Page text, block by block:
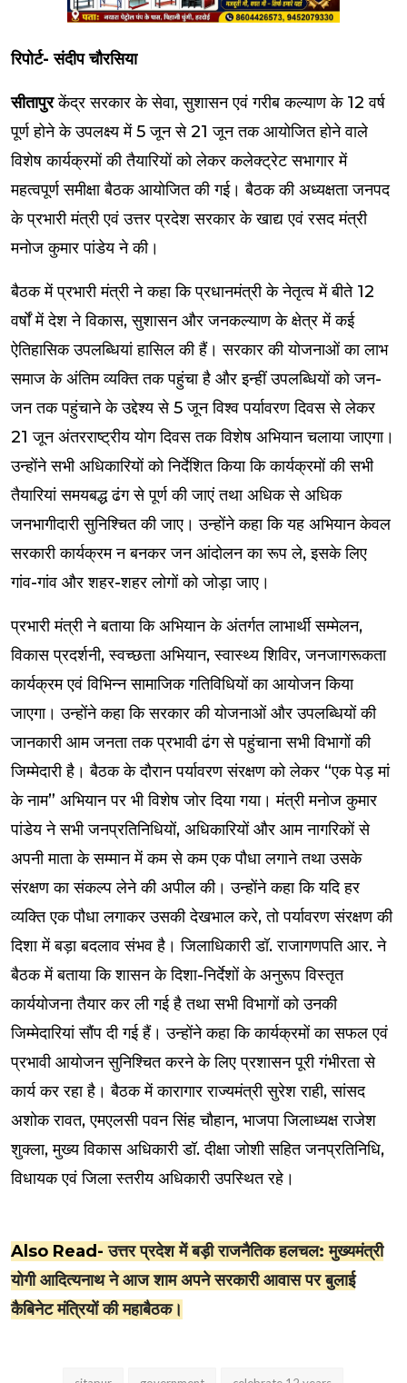
रिपोर्ट- संदीप चौरसिया
सीतापुरकेंद्र सरकार के सेवा, सुशासन एवं गरीब कल्याण के 12 वर्ष
पूर्ण होने के उपलक्ष्य में 5 जून से 21 जून तक आयोजित होने वाले
विशेष कार्यक्रमों की तैयारियों को लेकर कलेक्ट्रेट सभागार में
महत्वपूर्ण समीक्षा बैठक आयोजित की गई। बैठक की अध्यक्षता जनपद
के प्रभारी मंत्री एवं उत्तर प्रदेश सरकार के खाद्य एवं रसद मंत्री
मनोज कुमार पांडेय ने की।
बैठक में प्रभारी मंत्री ने कहा कि प्रधानमंत्री के नेतृत्व में बीते 12
वर्षों में देश ने विकास, सुशासन और जनकल्याण के क्षेत्र में कई
ऐतिहासिक उपलब्धियां हासिल की हैं। सरकार की योजनाओं का लाभ
समाज के अंतिम व्यक्ति तक पहुंचा है और इन्हीं उपलब्धियों को जन-
जन तक पहुंचाने के उद्देश्य से 5 जून विश्व पर्यावरण दिवस से लेकर
21 जून अंतरराष्ट्रीय योग दिवस तक विशेष अभियान चलाया जाएगा।
उन्होंने सभी अधिकारियों को निर्देशित किया कि कार्यक्रमों की सभी
तैयारियां समयबद्ध ढंग से पूर्ण की जाएं तथा अधिक से अधिक
जनभागीदारी सुनिश्चित की जाए। उन्होंने कहा कि यह अभियान केवल
सरकारी कार्यक्रम न बनकर जन आंदोलन का रूप ले, इसके लिए
गांव-गांव और शहर-शहर लोगों को जोड़ा जाए।
प्रभारी मंत्री ने बताया कि अभियान के अंतर्गत लाभार्थी सम्मेलन,
विकास प्रदर्शनी, स्वच्छता अभियान, स्वास्थ्य शिविर, जनजागरूकता
कार्यक्रम एवं विभिन्न सामाजिक गतिविधियों का आयोजन किया
जाएगा। उन्होंने कहा कि सरकार की योजनाओं और उपलब्धियों की
जानकारी आम जनता तक प्रभावी ढंग से पहुंचाना सभी विभागों की
जिम्मेदारी है। बैठक के दौरान पर्यावरण संरक्षण को लेकर “एक पेड़ मां
के नाम” अभियान पर भी विशेष जोर दिया गया। मंत्री मनोज कुमार
पांडेय ने सभी जनप्रतिनिधियों, अधिकारियों और आम नागरिकों से
अपनी माता के सम्मान में कम से कम एक पौधा लगाने तथा उसके
संरक्षण का संकल्प लेने की अपील की। उन्होंने कहा कि यदि हर
व्यक्ति एक पौधा लगाकर उसकी देखभाल करे, तो पर्यावरण संरक्षण की
दिशा में बड़ा बदलाव संभव है। जिलाधिकारी डॉ. राजागणपति आर. ने
बैठक में बताया कि शासन के दिशा-निर्देशों के अनुरूप विस्तृत
कार्ययोजना तैयार कर ली गई है तथा सभी विभागों को उनकी
जिम्मेदारियां सौंप दी गई हैं। उन्होंने कहा कि कार्यक्रमों का सफल एवं
प्रभावी आयोजन सुनिश्चित करने के लिए प्रशासन पूरी गंभीरता से
कार्य कर रहा है। बैठक में कारागार राज्यमंत्री सुरेश राही, सांसद
अशोक रावत, एमएलसी पवन सिंह चौहान, भाजपा जिलाध्यक्ष राजेश
शुक्ला, मुख्य विकास अधिकारी डॉ. दीक्षा जोशी सहित जनप्रतिनिधि,
विधायक एवं जिला स्तरीय अधिकारी उपस्थित रहे।
Also Read-उत्तर प्रदेश में बड़ी राजनैतिक हलचल: मुख्यमंत्री
योगी आदित्यनाथ ने आज शाम अपने सरकारी आवास पर बुलाई
कैबिनेट मंत्रियों की महाबैठक।